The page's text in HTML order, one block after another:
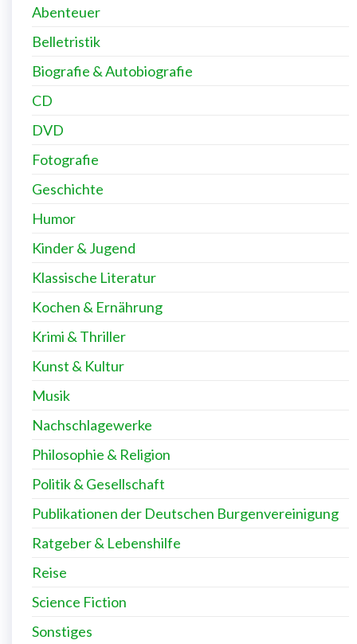
Abenteuer
Belletristik
Biografie & Autobiografie
CD
DVD
Fotografie
Geschichte
Humor
Kinder & Jugend
Klassische Literatur
Kochen & Ernährung
Krimi & Thriller
Kunst & Kultur
Musik
Nachschlagewerke
Philosophie & Religion
Politik & Gesellschaft
Publikationen der Deutschen Burgenvereinigung
Ratgeber & Lebenshilfe
Reise
Science Fiction
Sonstiges